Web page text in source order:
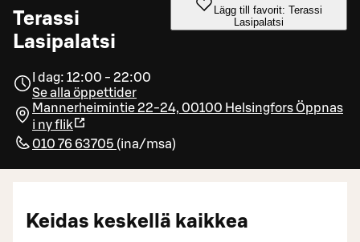
Terassi
Lasipalatsi
Lägg till favorit: Terassi
Lasipalatsi
I dag: 12:00 - 22:00
Se alla öppettider
Mannerheimintie 22-24, 00100 HelsingforsÖppnas
i ny flik
010 76 63705 (ina/msa)
Keidas keskellä kaikkea